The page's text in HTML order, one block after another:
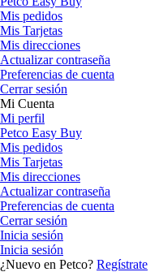
Mis pedidos
Mis Tarjetas
Mis direcciones
Actualizar contraseña
Preferencias de cuenta
Cerrar sesión
Mi Cuenta
Mi perfil
Petco Easy Buy
Mis pedidos
Mis Tarjetas
Mis direcciones
Actualizar contraseña
Preferencias de cuenta
Cerrar sesión
Inicia sesión
Inicia sesión
¿Nuevo en Petco? Regístrate